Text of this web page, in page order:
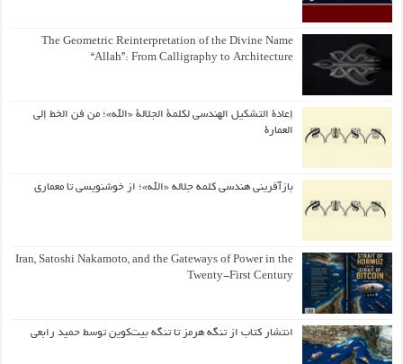
The Geometric Reinterpretation of the Divine Name
“Allah”: From Calligraphy to Architecture
إعادة التشكيل الهندسي لكلمة الجلالة «الله»؛ من فن الخط إلى
العمارة
بازآفرینی هندسی کلمه جلاله «الله»؛ از خوشنویسی تا معماری
Iran, Satoshi Nakamoto, and the Gateways of Power in the
Twenty-First Century
انتشار کتاب از تنگه هرمز تا تنگه بیت‌کوین توسط حمید رابعی